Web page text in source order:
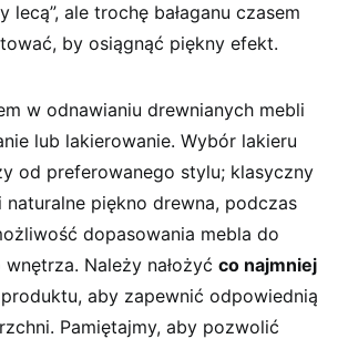
lecą”, ⁤ale ⁤trochę‍ bałaganu czasem
by osiągnąć piękny efekt.
w odnawianiu drewnianych mebli
⁢lub ⁤lakierowanie. Wybór lakieru
od preferowanego stylu; klasyczny
naturalne piękno drewna, podczas
dopasowania mebla do
Należy nałożyć‌ co najmniej
produktu, aby zapewnić odpowiednią
Pamiętajmy, aby​ pozwolić